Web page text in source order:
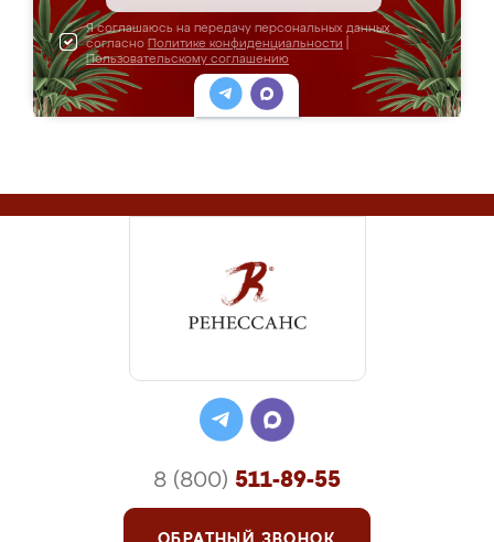
Я соглашаюсь на передачу персональных данных
согласно Политике конфиденциальности
Пользовательскому соглашению
8 (800) 511-89-55